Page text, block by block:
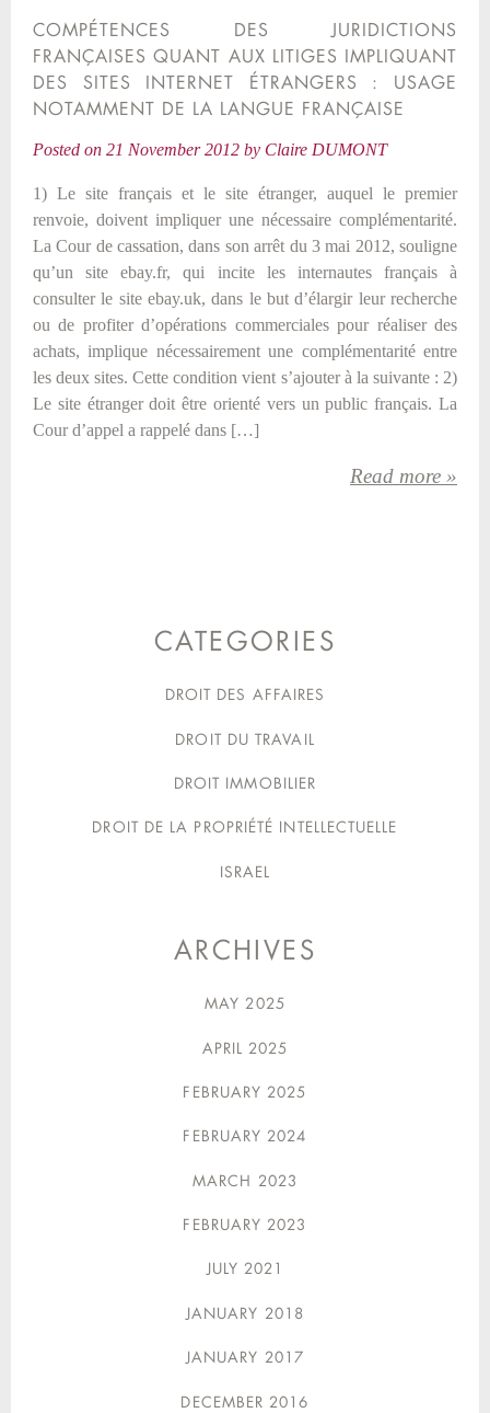
COMPÉTENCES DES JURIDICTIONS
FRANÇAISES QUANT AUX LITIGES IMPLIQUANT
DES SITES INTERNET ÉTRANGERS : USAGE
NOTAMMENT DE LA LANGUE FRANÇAISE
Posted on 21 November 2012 by Claire DUMONT
1) Le site français et le site étranger, auquel le premier
renvoie, doivent impliquer une nécessaire complémentarité.
La Cour de cassation, dans son arrêt du 3 mai 2012, souligne
qu’un site ebay.fr, qui incite les internautes français à
consulter le site ebay.uk, dans le but d’élargir leur recherche
ou de profiter d’opérations commerciales pour réaliser des
achats, implique nécessairement une complémentarité entre
les deux sites. Cette condition vient s’ajouter à la suivante : 2)
Le site étranger doit être orienté vers un public français. La
Cour d’appel a rappelé dans […]
Read more »
CATEGORIES
DROIT DES AFFAIRES
DROIT DU TRAVAIL
DROIT IMMOBILIER
DROIT DE LA PROPRIÉTÉ INTELLECTUELLE
ISRAEL
ARCHIVES
MAY 2025
APRIL 2025
FEBRUARY 2025
FEBRUARY 2024
MARCH 2023
FEBRUARY 2023
JULY 2021
JANUARY 2018
JANUARY 2017
DECEMBER 2016